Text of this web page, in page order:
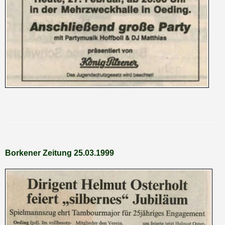
PRESSEBERICHTE 1993
PRESSEBERICHTE 1991
PRESSEBERICHTE 1990
PRESSEBERICHTE 1989
PRESSEBERICHTE 1988
PRESSEBERICHTE 1987
PRESSEBERICHTE 1982
PRESSEBERICHTE 1981
PRESSEBERICHTE 1980
PRESSEBERICHTE 1970 - 1979
PRESSEBERICHTE 1960 - 1969
Borkener Zeitung 25.03.1999